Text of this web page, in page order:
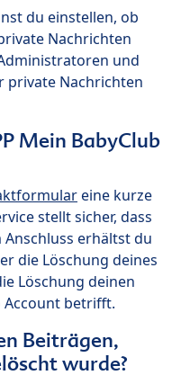
du einstellen, ob
Nachrichten
und
Nachrichten
Mein BabyClub
eine kurze
stellt sicher, dass
erhältst du
die Löschung deines
Löschung deinen
Account betrifft.
Beiträgen,
wurde?